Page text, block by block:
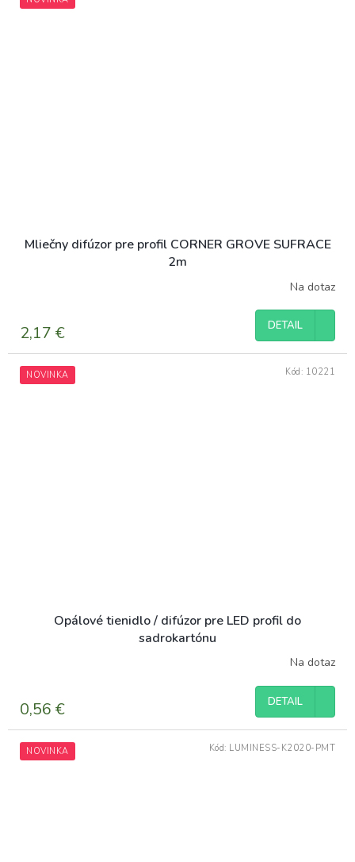
Mliečny difúzor pre profil CORNER GROVE SUFRACE
2m
Na dotaz
2,17 € DETAIL
NOVINKA
Opálové tienidlo / difúzor pre LED profil do
sadrokartónu
Na dotaz
0,56 € DETAIL
Kód: 10221
NOVINKA Kód: LUMINESS-K2020-PMT